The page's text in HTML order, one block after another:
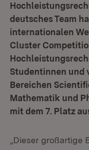
deutsches Team
internationalen
Cluster
Studentinnen und
Bereichen
Mathematik und
mit dem 7. Platz
„Dieser